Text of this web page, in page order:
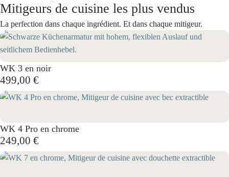
Mitigeurs de cuisine les plus vendus
La perfection dans chaque ingrédient. Et dans chaque mitigeur.
WK 3 en noir
499,00 €
WK 4 Pro en chrome
249,00 €